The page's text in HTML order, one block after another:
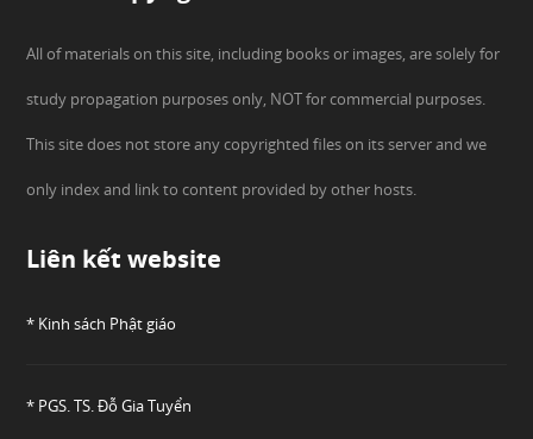
All of materials on this site, including books or images, are solely for
study propagation purposes only, NOT for commercial purposes.
This site does not store any copyrighted files on its server and we
only index and link to content provided by other hosts.
Liên kết website
* Kinh sách Phật giáo
* PGS. TS. Đỗ Gia Tuyển